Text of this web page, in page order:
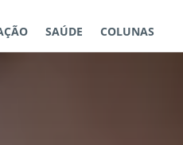
SAÚDE COLUNAS